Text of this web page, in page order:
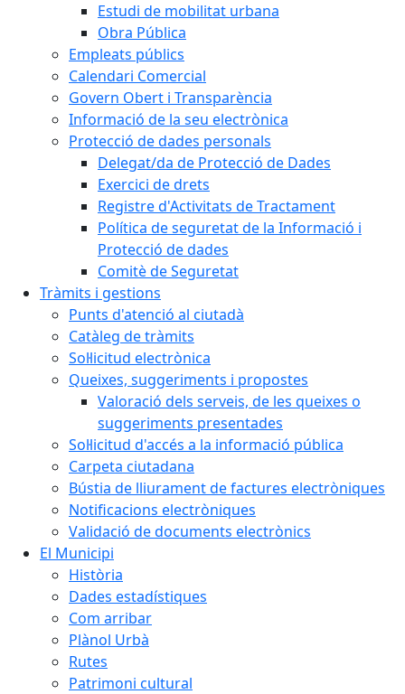
Estudi de mobilitat urbana
Obra Pública
Empleats públics
Calendari Comercial
Govern Obert i Transparència
Informació de la seu electrònica
Protecció de dades personals
Delegat/da de Protecció de Dades
Exercici de drets
Registre d'Activitats de Tractament
Política de seguretat de la Informació i
Protecció de dades
Comitè de Seguretat
Tràmits i gestions
Punts d'atenció al ciutadà
Catàleg de tràmits
Sol·licitud electrònica
Queixes, suggeriments i propostes
Valoració dels serveis, de les queixes o
suggeriments presentades
Sol·licitud d'accés a la informació pública
Carpeta ciutadana
Bústia de lliurament de factures electròniques
Notificacions electròniques
Validació de documents electrònics
El Municipi
Història
Dades estadístiques
Com arribar
Plànol Urbà
Rutes
Patrimoni cultural